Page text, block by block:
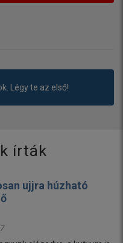
Légy te az első!
írták
ujjra húzható